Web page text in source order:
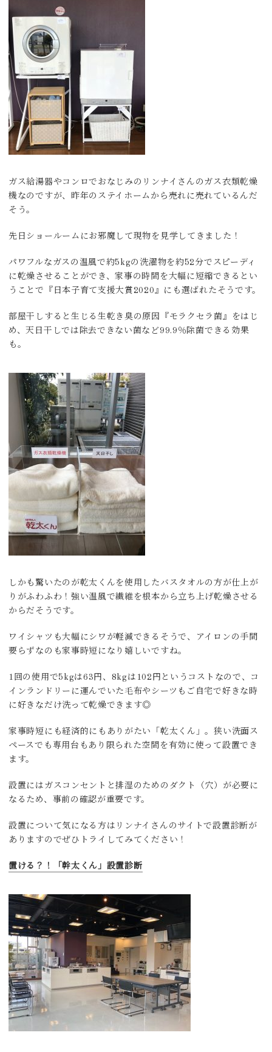
ガス給湯器やコンロでおなじみのリンナイさんのガス衣類乾燥
機なのですが、昨年のステイホームから売れに売れているんだ
そう。
先日ショールームにお邪魔して現物を見学してきました！
パワフルなガスの温風で約5kgの洗濯物を約52分でスピーディ
に乾燥させることができ、家事の時間を大幅に短縮できるとい
うことで『日本子育て支援大賞2020』にも選ばれたそうです。
部屋干しすると生じる生乾き臭の原因『モラクセラ菌』をはじ
め、天日干しでは除去できない菌など99.9％除菌できる効果
も。
しかも驚いたのが乾太くんを使用したバスタオルの方が仕上が
りがふわふわ！強い温風で繊維を根本から立ち上げ乾燥させる
からだそうです。
ワイシャツも大幅にシワが軽減できるそうで、アイロンの手間
要らずなのも家事時短になり嬉しいですね。
1回の使用で5kgは63円、8kgは102円というコストなので、コ
インランドリーに運んでいた毛布やシーツもご自宅で好きな時
に好きなだけ洗って乾燥できます◎
家事時短にも経済的にもありがたい「乾太くん」。狭い洗面ス
ペースでも専用台もあり限られた空間を有効に使って設置でき
ます。
設置にはガスコンセントと排湿のためのダクト（穴）が必要に
なるため、事前の確認が重要です。
設置について気になる方はリンナイさんのサイトで設置診断が
ありますのでぜひトライしてみてください！
置ける？！「幹太くん」設置診断